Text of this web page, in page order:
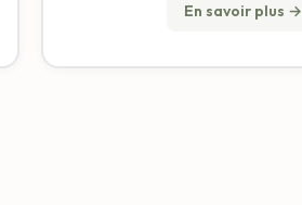
En savoir plus →